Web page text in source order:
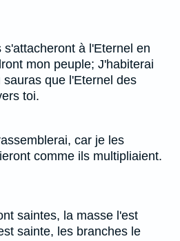
à l'Eternel en
mon peuple; J'habiterai
que l'Eternel des
toi.
car je les
comme ils multipliaient.
saintes, la masse l'est
sainte, les branches le